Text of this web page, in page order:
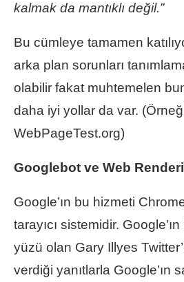
kalmak da mantıklı değil.”
Bu cümleye tamamen
arka plan sorunları
olabilir fakat muhtemelen
daha iyi yollar da var.
WebPageTest.org)
Googlebot ve Web
Google’ın bu hizmeti
tarayıcı sistemidir.
yüzü olan Gary Illyes
verdiği yanıtlarla Google’ın